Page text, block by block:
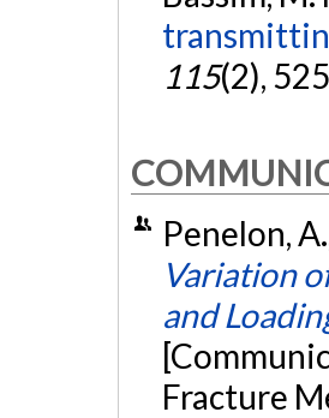
115(2),
Penelon,
Variation
and
Fracture